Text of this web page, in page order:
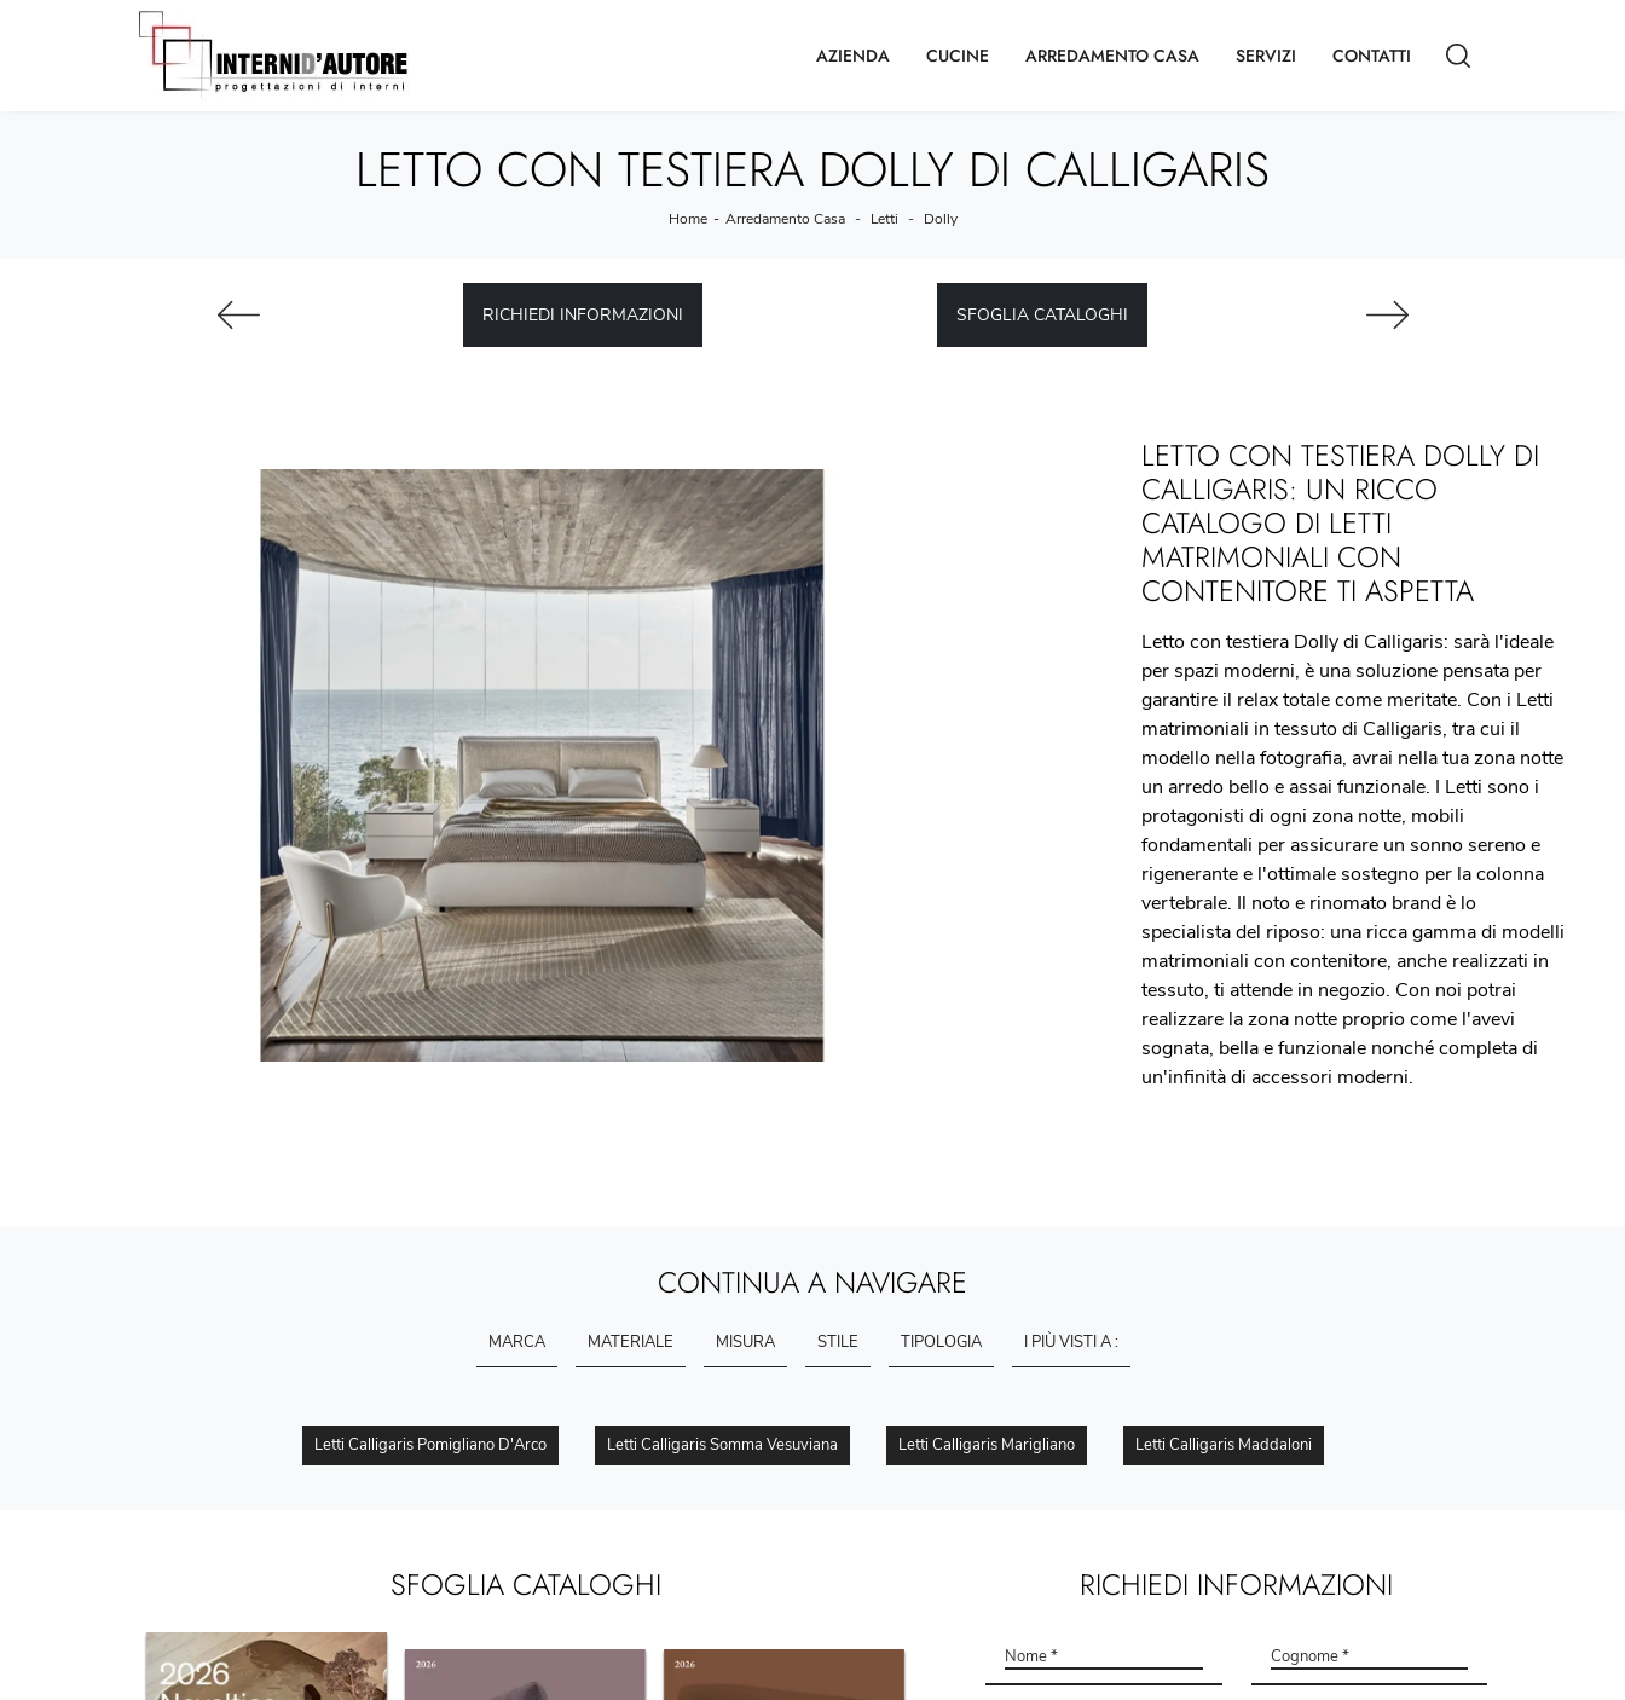
AZIENDA CUCINE ARREDAMENTO CASA SERVIZI CONTATTI
LETTO CON TESTIERA DOLLY DI CALLIGARIS
Home - Arredamento Casa - Letti - Dolly
RICHIEDI INFORMAZIONI SFOGLIA CATALOGHI
LETTO CON TESTIERA DOLLY DI
CALLIGARIS: UN RICCO
CATALOGO DI LETTI
MATRIMONIALI CON
CONTENITORE TI ASPETTA
Letto con testiera Dolly di Calligaris: sarà l'ideale
per spazi moderni, è una soluzione pensata per
garantire il relax totale come meritate. Con i Letti
matrimoniali in tessuto di Calligaris, tra cui il
modello nella fotografia, avrai nella tua zona notte
un arredo bello e assai funzionale. I Letti sono i
protagonisti di ogni zona notte, mobili
fondamentali per assicurare un sonno sereno e
rigenerante e l'ottimale sostegno per la colonna
vertebrale. Il noto e rinomato brand è lo
specialista del riposo: una ricca gamma di modelli
matrimoniali con contenitore, anche realizzati in
tessuto, ti attende in negozio. Con noi potrai
realizzare la zona notte proprio come l'avevi
sognata, bella e funzionale nonché completa di
un'infinità di accessori moderni.
CONTINUA A NAVIGARE
MARCA MATERIALE MISURA STILE TIPOLOGIA I PIÙ VISTI A :
Letti Calligaris Pomigliano D'Arco Letti Calligaris Somma Vesuviana Letti Calligaris Marigliano Letti Calligaris Maddaloni
SFOGLIA CATALOGHI RICHIEDI INFORMAZIONI